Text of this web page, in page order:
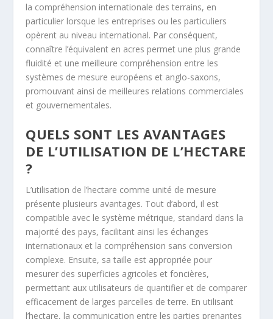
la compréhension internationale des terrains, en
particulier lorsque les entreprises ou les particuliers
opèrent au niveau international. Par conséquent,
connaître l’équivalent en acres permet une plus grande
fluidité et une meilleure compréhension entre les
systèmes de mesure européens et anglo-saxons,
promouvant ainsi de meilleures relations commerciales
et gouvernementales.
QUELS SONT LES AVANTAGES
DE L’UTILISATION DE L’HECTARE
?
L’utilisation de l’hectare comme unité de mesure
présente plusieurs avantages. Tout d’abord, il est
compatible avec le système métrique, standard dans la
majorité des pays, facilitant ainsi les échanges
internationaux et la compréhension sans conversion
complexe. Ensuite, sa taille est appropriée pour
mesurer des superficies agricoles et foncières,
permettant aux utilisateurs de quantifier et de comparer
efficacement de larges parcelles de terre. En utilisant
l’hectare, la communication entre les parties prenantes